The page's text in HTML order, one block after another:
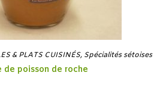
& PLATS CUISINÉS, Spécialités sétoises
de poisson de roche